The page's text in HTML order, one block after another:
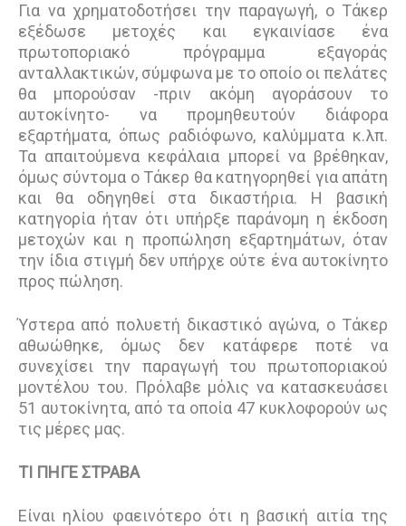
Για να χρηματοδοτήσει την παραγωγή, ο Τάκερ
εξέδωσε μετοχές και εγκαινίασε ένα
πρωτοποριακό πρόγραμμα εξαγοράς
ανταλλακτικών, σύμφωνα με το οποίο οι πελάτες
θα μπορούσαν -πριν ακόμη αγοράσουν το
αυτοκίνητο- να προμηθευτούν διάφορα
εξαρτήματα, όπως ραδιόφωνο, καλύμματα κ.λπ.
Τα απαιτούμενα κεφάλαια μπορεί να βρέθηκαν,
όμως σύντομα ο Τάκερ θα κατηγορηθεί για απάτη
και θα οδηγηθεί στα δικαστήρια. Η βασική
κατηγορία ήταν ότι υπήρξε παράνομη η έκδοση
μετοχών και η προπώληση εξαρτημάτων, όταν
την ίδια στιγμή δεν υπήρχε ούτε ένα αυτοκίνητο
προς πώληση.
Ύστερα από πολυετή δικαστικό αγώνα, ο Τάκερ
αθωώθηκε, όμως δεν κατάφερε ποτέ να
συνεχίσει την παραγωγή του πρωτοποριακού
μοντέλου του. Πρόλαβε μόλις να κατασκευάσει
51 αυτοκίνητα, από τα οποία 47 κυκλοφορούν ως
τις μέρες μας.
ΤΙ ΠΗΓΕ ΣΤΡΑΒΑ
Είναι ηλίου φαεινότερο ότι η βασική αιτία της